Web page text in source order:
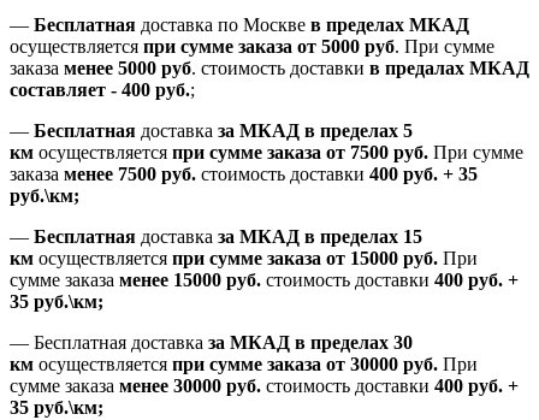
— Бесплатная доставка по Москве в пределах МКАД
осуществляется при сумме заказа от 5000 руб. При сумме
заказа менее 5000 руб. стоимость доставки в предалах МКАД
составляет - 400 руб.;
— Бесплатная доставка за МКАД в пределах 5
км осуществляется при сумме заказа от 7500 руб. При сумме
заказа менее 7500 руб. стоимость доставки 400 руб. + 35
руб.\км;
— Бесплатная доставка за МКАД в пределах 15
км осуществляется при сумме заказа от 15000 руб. При
сумме заказа менее 15000 руб. стоимость доставки 400 руб. +
35 руб.\км;
— Бесплатная доставка за МКАД в пределах 30
км осуществляется при сумме заказа от 30000 руб. При
сумме заказа менее 30000 руб. стоимость доставки 400 руб. +
35 руб.\км;